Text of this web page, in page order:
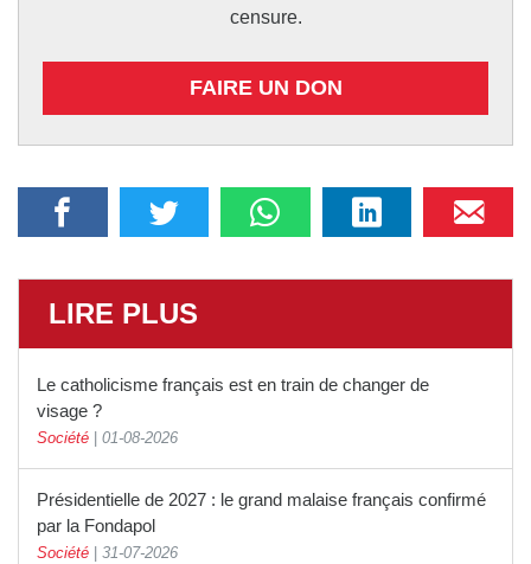
censure.
FAIRE UN DON
LIRE PLUS
Le catholicisme français est en train de changer de
visage ?
Société 01-08-2026
Présidentielle de 2027 : le grand malaise français confirmé
par la Fondapol
Société 31-07-2026